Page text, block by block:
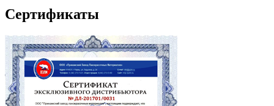
Сертификаты